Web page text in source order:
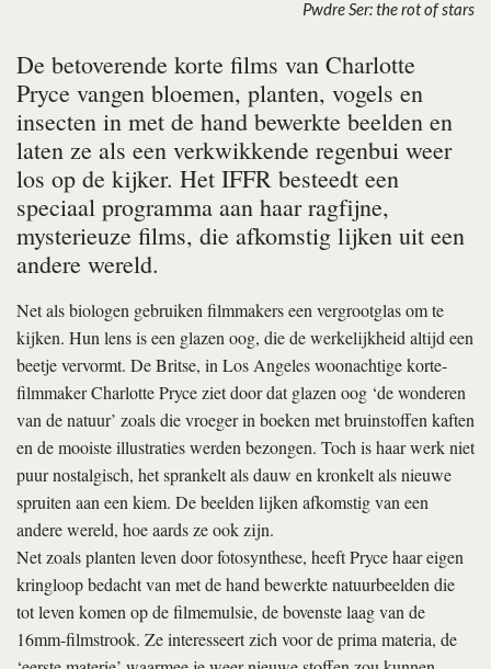
Pwdre Ser: the rot of stars
De betoverende korte films van Charlotte
Pryce vangen bloemen, planten, vogels en
insecten in met de hand bewerkte beelden en
laten ze als een verkwikkende regenbui weer
los op de kijker. Het IFFR besteedt een
speciaal programma aan haar ragfijne,
mysterieuze films, die afkomstig lijken uit een
andere wereld.
Net als biologen gebruiken filmmakers een vergrootglas om te
kijken. Hun lens is een glazen oog, die de werkelijkheid altijd een
beetje vervormt. De Britse, in Los Angeles woonachtige korte-
filmmaker Charlotte Pryce ziet door dat glazen oog ‘de wonderen
van de natuur’ zoals die vroeger in boeken met bruinstoffen kaften
en de mooiste illustraties werden bezongen. Toch is haar werk niet
puur nostalgisch, het sprankelt als dauw en kronkelt als nieuwe
spruiten aan een kiem. De beelden lijken afkomstig van een
andere wereld, hoe aards ze ook zijn.
Net zoals planten leven door fotosynthese, heeft Pryce haar eigen
kringloop bedacht van met de hand bewerkte natuurbeelden die
tot leven komen op de filmemulsie, de bovenste laag van de
16mm-filmstrook. Ze interesseert zich voor de prima materia, de